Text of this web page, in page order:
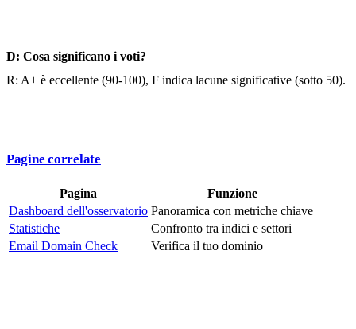
D: Cosa significano i voti?
R: A+ è eccellente (90-100), F indica lacune significative (sotto 50).
Pagine correlate
Pagina
Funzione
Dashboard dell'osservatorio Panoramica con metriche chiave
Statistiche
Confronto tra indici e settori
Email Domain Check
Verifica il tuo dominio